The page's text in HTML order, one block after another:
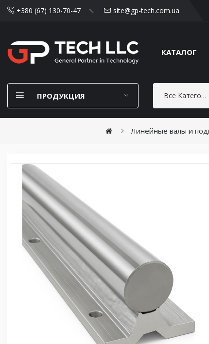
+380 (67) 130-70-47 site@gp-tech.com.ua
КАТАЛОГ
ПРОДУКЦИЯ Все Категории
Линейные валы и